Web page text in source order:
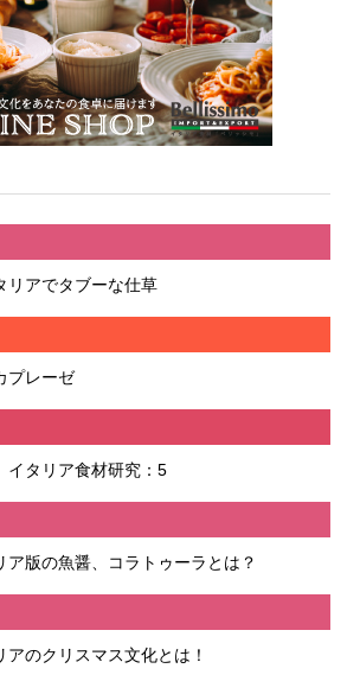
リアでタブーな仕草
プレーゼ
イタリア食材研究：5
ア版の魚醤、コラトゥーラとは？
のクリスマス文化とは！